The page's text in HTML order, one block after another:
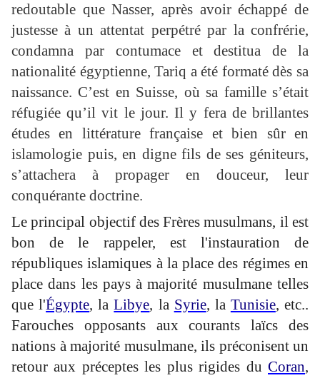
redoutable que Nasser, après avoir échappé de
justesse à un attentat perpétré par la confrérie,
condamna par contumace et destitua de la
nationalité égyptienne, Tariq a été formaté dès sa
naissance. C’est en Suisse, où sa famille s’était
réfugiée qu’il vit le jour. Il y fera de brillantes
études en littérature française et bien sûr en
islamologie puis, en digne fils de ses géniteurs,
s’attachera à propager en douceur, leur
conquérante doctrine.
Le principal objectif des Frères musulmans, il est
bon de le rappeler, est l'instauration de
républiques islamiques à la place des régimes en
place dans les pays à majorité musulmane telles
que l'Égypte, laLibye, la Syrie, la Tunisie, etc..
Farouches opposants aux courants laïcs des
nations à majorité musulmane, ils préconisent un
retour aux préceptes les plus rigides du Coran,